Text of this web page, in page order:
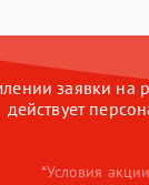
заявки на
действует
*Условия